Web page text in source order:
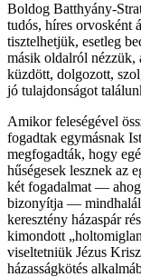
Boldog Batthyány-
tudós, híres orvosként
tisztelhetjük, esetleg
másik oldalról nézzük,
küzdött, dolgozott,
jó tulajdonságot
Amikor feleségével
fogadtak egymásnak
megfogadták, hogy
hűségesek lesznek az
két fogadalmat —
bizonyítja —
keresztény házaspár
kimondott
viseltetniük Jézus
házasságkötés